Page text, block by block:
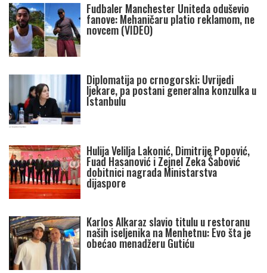
Fudbaler Manchester Uniteda oduševio
fanove: Mehaničaru platio reklamom, ne
novcem (VIDEO)
Diplomatija po crnogorski: Uvrijedi
ljekare, pa postani generalna konzulka u
Istanbulu
Hulija Velilja Lakonić, Dimitrije Popović,
Fuad Hasanović i Zejnel Zeka Šabović
dobitnici nagrada Ministarstva
dijaspore
Karlos Alkaraz slavio titulu u restoranu
naših iseljenika na Menhetnu: Evo šta je
obećao menadžeru Gutiću